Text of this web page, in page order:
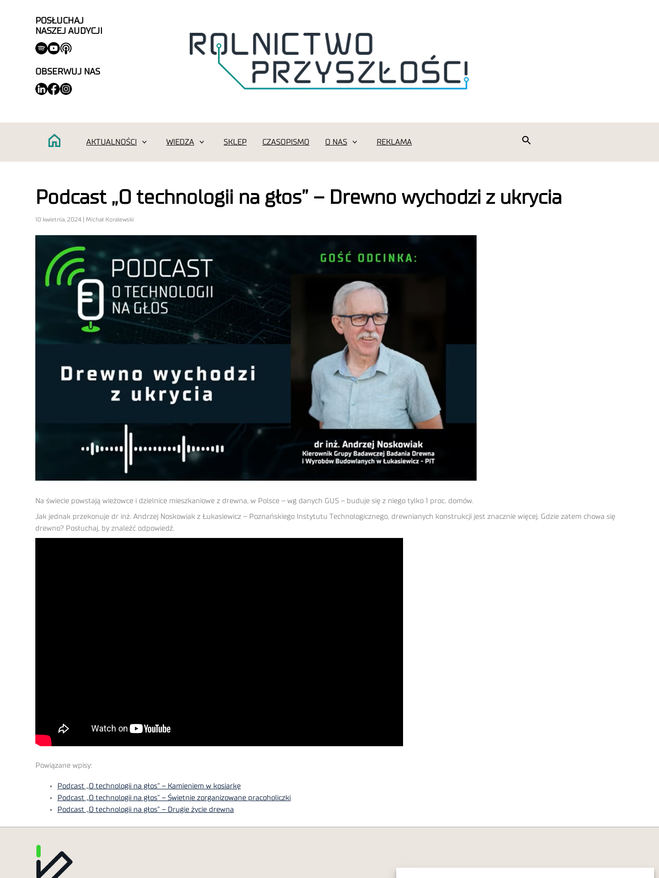
POSŁUCHAJ
NASZEJ AUDYCJI
OBSERWUJ NAS
AKTUALNOŚCI WIEDZA SKLEP CZASOPISMO O NAS REKLAMA
Podcast „O technologii na głos” – Drewno wychodzi z ukrycia
10 kwietnia, 2024 | Michał Koralewski
Na świecie powstają wieżowce i dzielnice mieszkaniowe z drewna, w Polsce – wg danych GUS – buduje się z niego tylko 1 proc. domów.
Jak jednak przekonuje dr inż. Andrzej Noskowiak z Łukasiewicz – Poznańskiego Instytutu Technologicznego, drewnianych konstrukcji jest znacznie więcej. Gdzie zatem chowa się
drewno? Posłuchaj, by znaleźć odpowiedź.
Powiązane wpisy:
Podcast „O technologii na głos” – Kamieniem w kosiarkę
Podcast „O technologii na głos” – Świetnie zorganizowane pracoholiczki
Podcast „O technologii na głos” – Drugie życie drewna